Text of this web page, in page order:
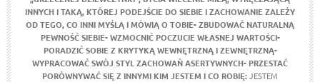
INNYCH I TAKĄ, KTÓREJ PODEJŚCIE DO SIEBIE I ZACHOWANIE ZALEŻY
OD TEGO, CO INNI MYŚLĄ I MÓWIĄ O TOBIE- ZBUDOWAĆ NATURALNĄ
PEWNOŚĆ SIEBIE- WZMOCNIĆ POCZUCIE WŁASNEJ WARTOŚCI-
PORADZIĆ SOBIE Z KRYTYKĄ WEWNĘTRZNĄ I ZEWNĘTRZNĄ-
WYPRACOWAĆ SWÓJ STYL ZACHOWAŃ ASERTYWNYCH- PRZESTAĆ
PORÓWNYWAĆ SIĘ Z INNYMI KIM JESTEM I CO ROBIĘ:JESTEM